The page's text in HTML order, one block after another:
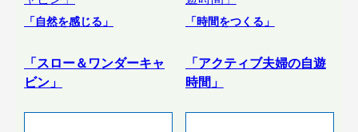
「自然を感じる」
「スロー＆ワンダーキャ
ビン」
「時間をつくる」
「アクティブ夫婦の自遊
時間」